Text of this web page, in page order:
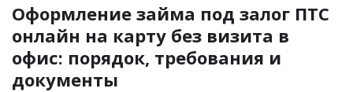
Оформление займа под залог ПТС
онлайн на карту без визита в
офис: порядок, требования и
документы